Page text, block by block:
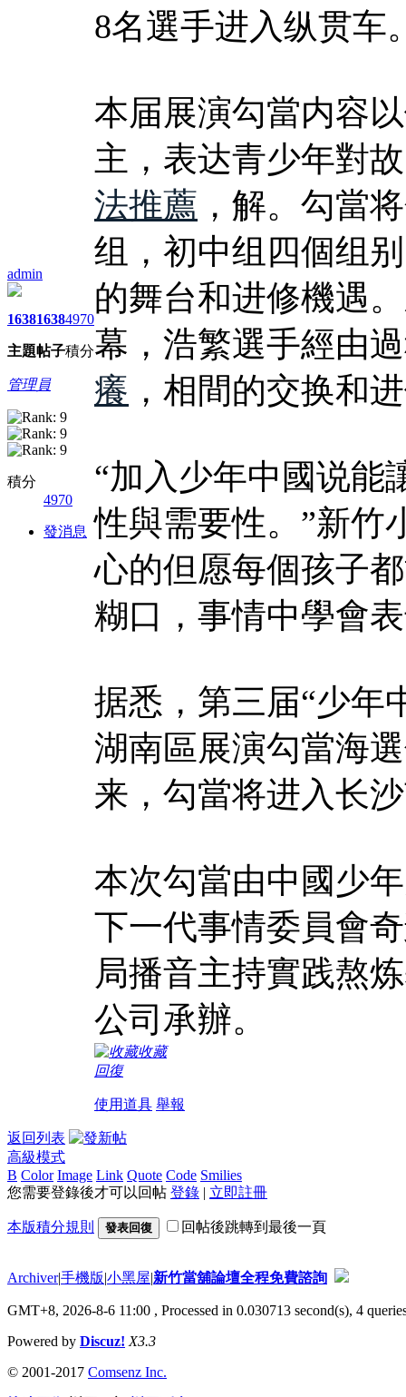
admin
1638
主題
1638
帖子
4970
積分
管理員
積分
4970
發消息
8名選手进入纵贯车
本届展演勾當内容
主，表达青少年對
法推薦 ，解。勾當
组，初中组四個组
的舞台和进修機遇
幕，浩繁選手經由
癢 ，相間的交换和
“加入少年中國说能
性與需要性。”新竹
心的但愿每個孩子
糊口，事情中學會
据悉，第三届“少年
湖南區展演勾當海
来，勾當将进入长
本次勾當由中國少
下一代事情委員會
局播音主持實践熬
公司承辦。
收藏
回復
使用道具 舉報
返回列表
高級模式
B Color Image Link Quote Code Smilies
您需要登錄後才可以回帖 登錄 | 立即註冊
本版積分規則 發表回復 回帖後跳轉到最後一頁
Archiver|手機版|小黑屋|新竹當舖論壇全程免費諮詢
GMT+8, 2026-8-6 11:00 , Processed in 0.030713 second(s), 4
Powered by Discuz! X3.3
© 2001-2017 Comsenz Inc.